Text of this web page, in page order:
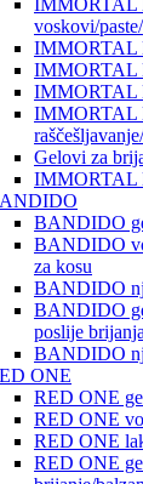
IMMORTAL
voskovi/
IMMORTAL
IMMORTAL
IMMORTAL
IMMORTAL
Gelovi za
IMMORTAL
BANDIDO
BANDIDO
za kosu
BANDIDO
BANDIDO
poslije
BANDIDO
ONE
RED ONE
RED ONE
RED ONE
RED ONE